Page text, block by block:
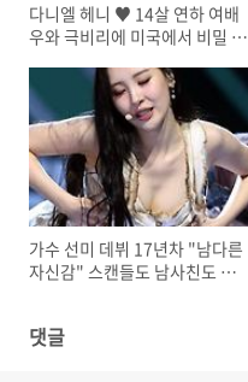
다니엘 헤니 ♥ 14살 연하 여배
우와 극비리에 미국에서 비밀 결
가수 선미 데뷔 17년차 "남다른
자신감" 스캔들도 남사친도 없
댓글